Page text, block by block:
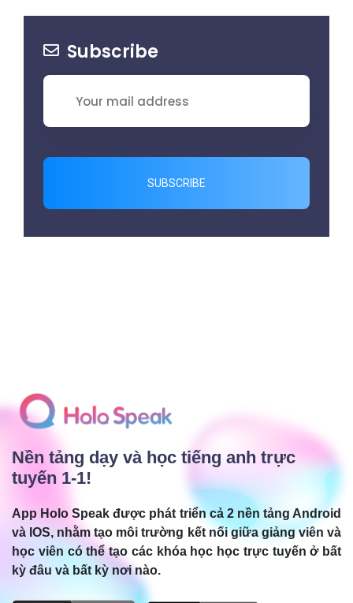
Subscribe
SUBSCRIBE
Nền tảng dạy và học tiếng anh trực
tuyến 1-1!
App Holo Speak được phát triển cả 2 nền tảng Android
và IOS, nhằm tạo môi trường kết nối giữa giảng viên và
học viên có thể tạo các khóa học học trực tuyến ở bất
kỳ đâu và bất kỳ nơi nào.